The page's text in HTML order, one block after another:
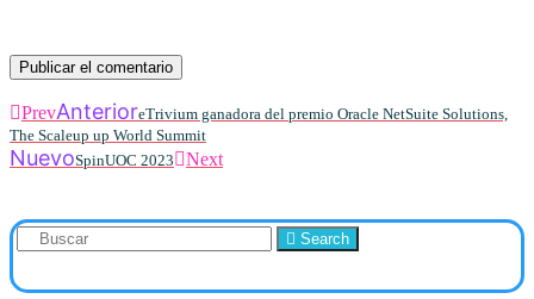
PrevAnterioreTrivium ganadora del premio Oracle NetSuite Solutions,
The Scaleup up World Summit
NuevoSpinUOC 2023 Next
Search